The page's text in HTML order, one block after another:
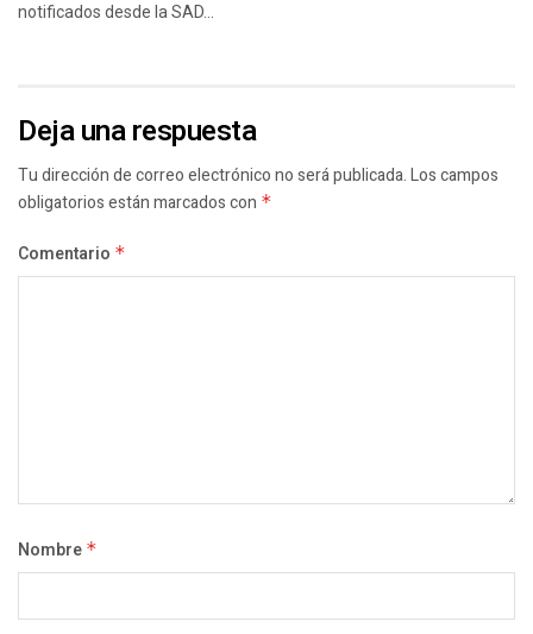
notificados desde la SAD...
Deja una respuesta
Tu dirección de correo electrónico no será publicada.Los campos
obligatorios están marcados con *
Comentario *
Nombre *